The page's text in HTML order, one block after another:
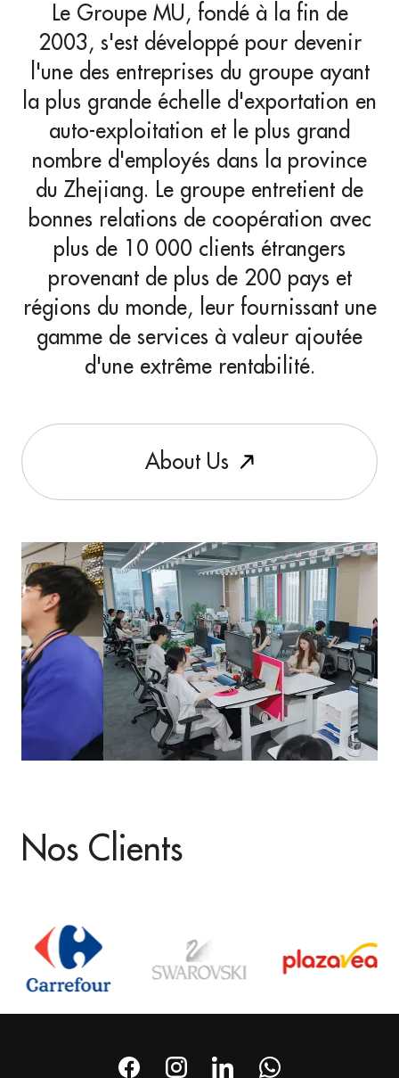
Le Groupe MU, fondé à la fin de
2003, s'est développé pour devenir
l'une des entreprises du groupe ayant
la plus grande échelle d'exportation en
auto-exploitation et le plus grand
nombre d'employés dans la province
du Zhejiang. Le groupe entretient de
bonnes relations de coopération avec
plus de 10 000 clients étrangers
provenant de plus de 200 pays et
régions du monde, leur fournissant une
gamme de services à valeur ajoutée
d'une extrême rentabilité.
About Us
Nos Clients